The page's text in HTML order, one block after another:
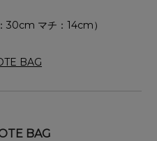
30cm マチ：14cm）
BAG
BAG